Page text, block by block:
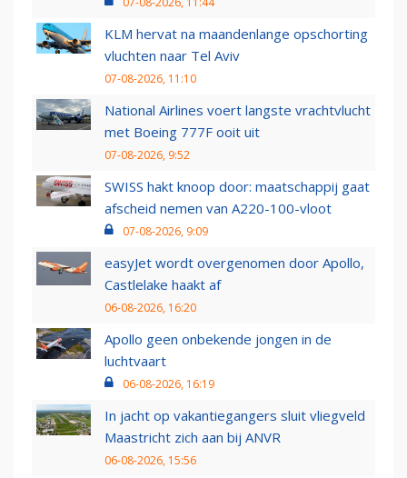
KLM hervat na maandenlange opschorting
vluchten naar Tel Aviv
07-08-2026, 11:10
National Airlines voert langste vrachtvlucht
met Boeing 777F ooit uit
07-08-2026, 9:52
SWISS hakt knoop door: maatschappij gaat
afscheid nemen van A220-100-vloot
07-08-2026, 9:09
easyJet wordt overgenomen door Apollo,
Castlelake haakt af
06-08-2026, 16:20
Apollo geen onbekende jongen in de
luchtvaart
06-08-2026, 16:19
In jacht op vakantiegangers sluit vliegveld
Maastricht zich aan bij ANVR
06-08-2026, 15:56